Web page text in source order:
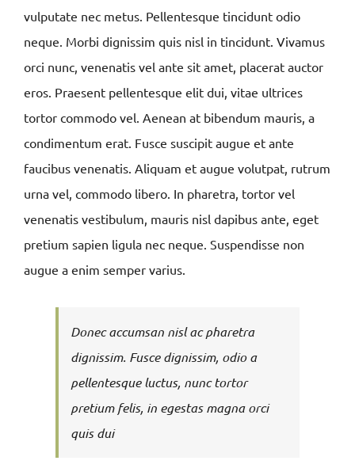
vulputate nec metus. Pellentesque tincidunt odio
neque. Morbi dignissim quis nisl in tincidunt. Vivamus
orci nunc, venenatis vel ante sit amet, placerat auctor
eros. Praesent pellentesque elit dui, vitae ultrices
tortor commodo vel. Aenean at bibendum mauris, a
condimentum erat. Fusce suscipit augue et ante
faucibus venenatis. Aliquam et augue volutpat, rutrum
urna vel, commodo libero. In pharetra, tortor vel
venenatis vestibulum, mauris nisl dapibus ante, eget
pretium sapien ligula nec neque. Suspendisse non
augue a enim semper varius.
Donec accumsan nisl ac pharetra
dignissim. Fusce dignissim, odio a
pellentesque luctus, nunc tortor
pretium felis, in egestas magna orci
quis dui